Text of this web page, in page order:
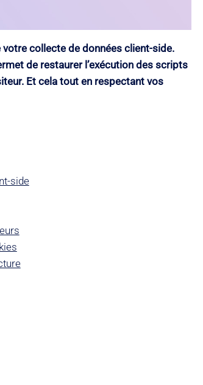
collecte de données client-side.
de restaurer l’exécution des scripts
Et cela tout en respectant vos
side